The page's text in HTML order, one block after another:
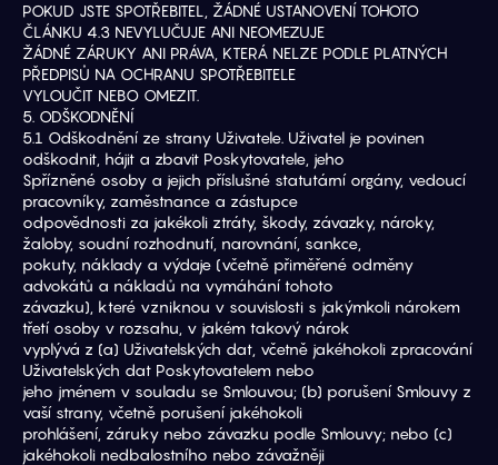
POKUD JSTE SPOTŘEBITEL, ŽÁDNÉ USTANOVENÍ TOHOTO
ČLÁNKU 4.3 NEVYLUČUJE ANI NEOMEZUJE
ŽÁDNÉ ZÁRUKY ANI PRÁVA, KTERÁ NELZE PODLE PLATNÝCH
PŘEDPISŮ NA OCHRANU SPOTŘEBITELE
VYLOUČIT NEBO OMEZIT.
5. ODŠKODNĚNÍ
5.1 Odškodnění ze strany Uživatele. Uživatel je povinen
odškodnit, hájit a zbavit Poskytovatele, jeho
Spřízněné osoby a jejich příslušné statutární orgány, vedoucí
pracovníky, zaměstnance a zástupce
odpovědnosti za jakékoli ztráty, škody, závazky, nároky,
žaloby, soudní rozhodnutí, narovnání, sankce,
pokuty, náklady a výdaje (včetně přiměřené odměny
advokátů a nákladů na vymáhání tohoto
závazku), které vzniknou v souvislosti s jakýmkoli nárokem
třetí osoby v rozsahu, v jakém takový nárok
vyplývá z (a) Uživatelských dat, včetně jakéhokoli zpracování
Uživatelských dat Poskytovatelem nebo
jeho jménem v souladu se Smlouvou; (b) porušení Smlouvy z
vaší strany, včetně porušení jakéhokoli
prohlášení, záruky nebo závazku podle Smlouvy; nebo (c)
jakéhokoli nedbalostního nebo závažněji